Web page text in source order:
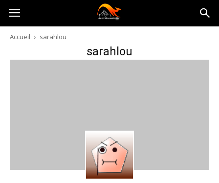
Australia-
australie.com
Accueil sarahlou
sarahlou